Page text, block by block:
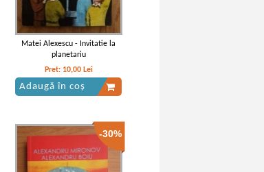
Matei Alexescu - Invitatie la
planetariu
Pret: 10,00 Lei
Adaugă în coș
-30%